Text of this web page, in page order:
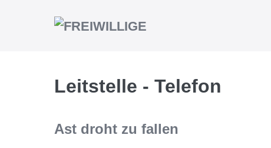
Leitstelle - Telefon
Ast droht zu fallen